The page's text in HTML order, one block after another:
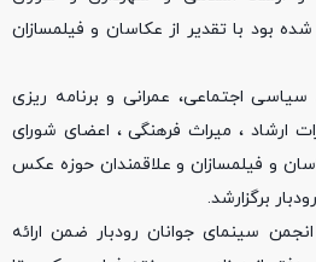
بود با تقدیر از عکاسان و فیلمسازان
اجتماعی، عمرانی و برنامه ریزی
ارشاد ، میراث فرهنگی ، اعضای شورای
و فیلمسازان و علاقمندان حوزه عکس
برگزارشد.
سینمای جوانان رودبار ضمن ارائه